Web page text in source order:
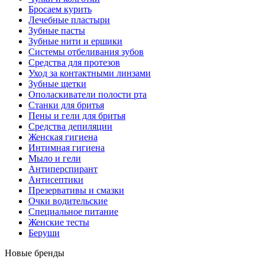
Бросаем курить
Лечебные пластыри
Зубные пасты
Зубные нити и ершики
Системы отбеливания зубов
Средства для протезов
Уход за контактными линзами
Зубные щетки
Ополаскиватели полости рта
Станки для бритья
Пены и гели для бритья
Средства депиляции
Женская гигиена
Интимная гигиена
Мыло и гели
Антиперспирант
Антисептики
Презервативы и смазки
Очки водительские
Специальное питание
Женские тесты
Беруши
Новые бренды